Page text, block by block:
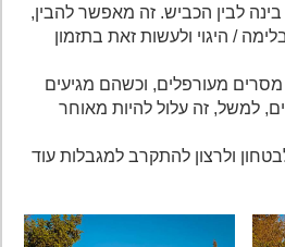
לבין הכביש. זה מאפשר להבין,
/ היגוי ולעשות זאת בתזמון
מסרים מעורפלים, וכשהם מגיעים
למשל, זה עלול להיות מאוחר
ולרצון להתקרב למגבלות עוד